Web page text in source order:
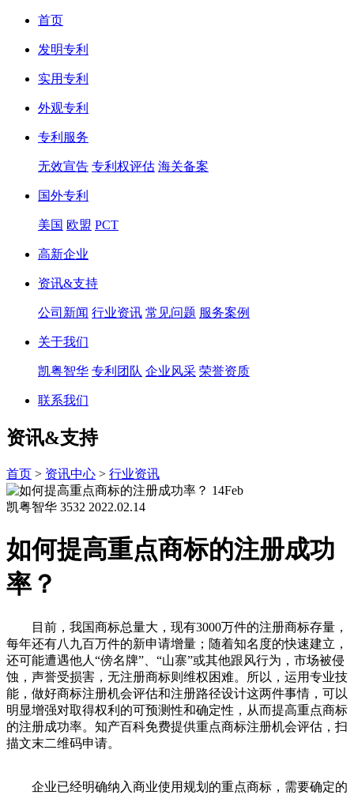
首页
发明专利
实用专利
外观专利
专利服务
无效宣告 专利权评估 海关备案
国外专利
美国 欧盟 PCT
高新企业
资讯&支持
公司新闻 行业资讯 常见问题 服务案例
关于我们
凯粤智华 专利团队 企业风采 荣誉资质
联系我们
资讯&支持
首页 > 资讯中心 > 行业资讯
14Feb
凯粤智华 3532 2022.02.14
如何提高重点商标的注册成功
率？
目前，我国商标总量大，现有3000万件的注册商标存量，
每年还有八九百万件的新申请增量；随着知名度的快速建立，
还可能遭遇他人“傍名牌”、“山寨”或其他跟风行为，市场被侵
蚀，声誉受损害，无注册商标则维权困难。所以，运用专业技
能，做好商标注册机会评估和注册路径设计这两件事情，可以
明显增强对取得权利的可预测性和确定性，从而提高重点商标
的注册成功率。知产百科免费提供重点商标注册机会评估，扫
描文末二维码申请。
企业已经明确纳入商业使用规划的重点商标，需要确定的